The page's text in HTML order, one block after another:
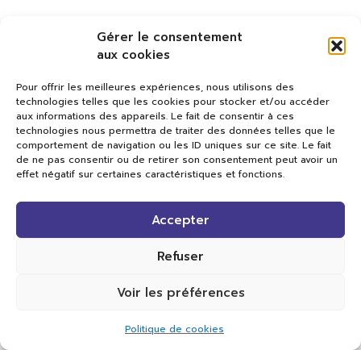
Gérer le consentement
aux cookies
Pour offrir les meilleures expériences, nous utilisons des
technologies telles que les cookies pour stocker et/ou accéder
aux informations des appareils. Le fait de consentir à ces
technologies nous permettra de traiter des données telles que le
comportement de navigation ou les ID uniques sur ce site. Le fait
de ne pas consentir ou de retirer son consentement peut avoir un
effet négatif sur certaines caractéristiques et fonctions.
Accepter
Refuser
Voir les préférences
Politique de cookies
Val TV
Centre de Compétences Médias
Rue du Pont-Neuf 24
Tous droits réservés.
Réalisation Cavin-Baudat Digital Lab